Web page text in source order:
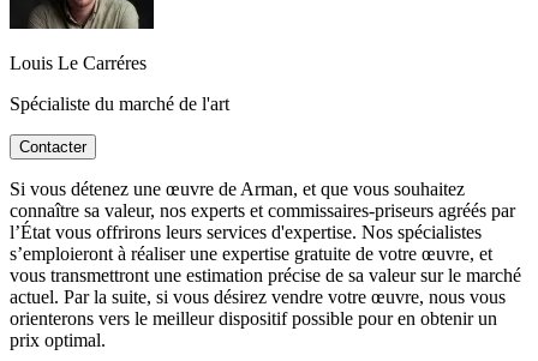
Louis Le Carréres
Spécialiste du marché de l'art
Contacter
Si vous détenez une œuvre de Arman, et que vous souhaitez
connaître sa valeur, nos experts et commissaires-priseurs agréés par
l’État vous offrirons leurs services d'expertise. Nos spécialistes
s’emploieront à réaliser une expertise gratuite de votre œuvre, et
vous transmettront une estimation précise de sa valeur sur le marché
actuel. Par la suite, si vous désirez vendre votre œuvre, nous vous
orienterons vers le meilleur dispositif possible pour en obtenir un
prix optimal.